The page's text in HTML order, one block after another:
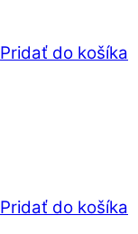
Pridať do košíka
Pridať do košíka